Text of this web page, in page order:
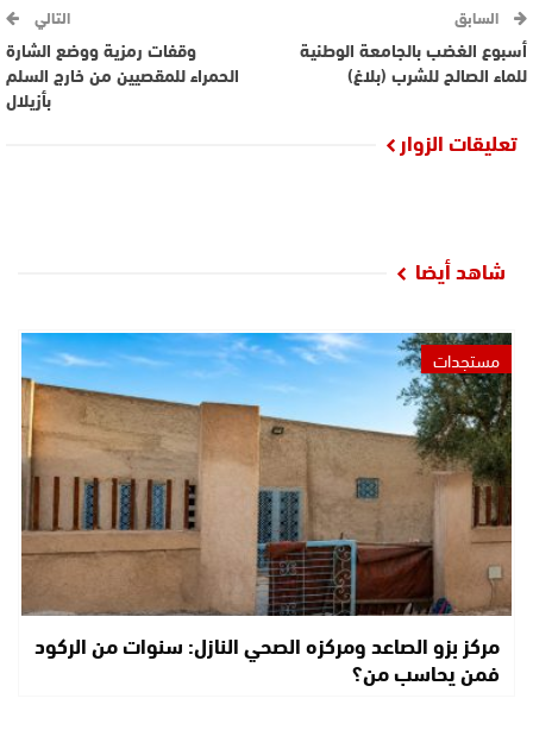
السابق
أسبوع الغضب بالجامعة الوطنية
للماء الصالح للشرب (بلاغ)
التالي
وقفات رمزية ووضع الشارة
الحمراء للمقصيين من خارج السلم
بأزيلال
تعليقات الزوار
شاهد أيضا
مستجدات
مركز بزو الصاعد ومركزه الصحي النازل: سنوات من الركود
فمن يحاسب من؟